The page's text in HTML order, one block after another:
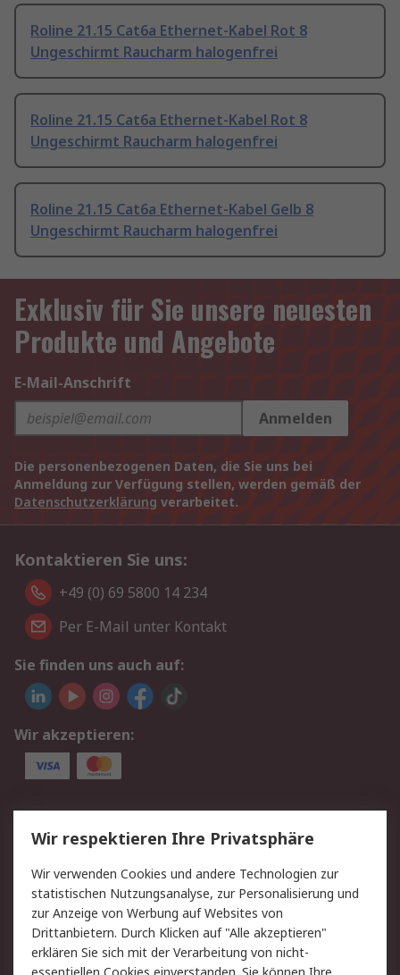
Roline 21.15 Cat6a Ethernet-Kabel Rot 8
Ungeschirmt Raucharm halogenfrei
Roline 21.15 Cat6a Ethernet-Kabel Rot 8
Ungeschirmt Raucharm halogenfrei
Roline 21.15 Cat6a Ethernet-Kabel Gelb 8
Ungeschirmt Raucharm halogenfrei
Exklusiv für Sie unsere neuesten
Produkte und Angebote
E-Mail-Anschrift
Anmelden
Die personenbezogenen Daten, die Sie uns bei
Anmeldung zur Verfügung stellen, werden gemäß der
Datenschutzerklärung verarbeitet.
Kontaktieren Sie uns:
+49 (0) 69 5800 14 234
Per E-Mail unter Kontakt
Sie finden uns auch auf:
Wir akzeptieren:
Service
Value Added Services
Lieferlösungen
Rücksendungen
Kontakt
Hilfe
Privatkunden
Rechtliches
Wir respektieren Ihre Privatsphäre
Wir verwenden Cookies und andere Technologien zur
statistischen Nutzungsanalyse, zur Personalisierung und
zur Anzeige von Werbung auf Websites von
Drittanbietern. Durch Klicken auf "Alle akzeptieren"
erklären Sie sich mit der Verarbeitung von nicht-